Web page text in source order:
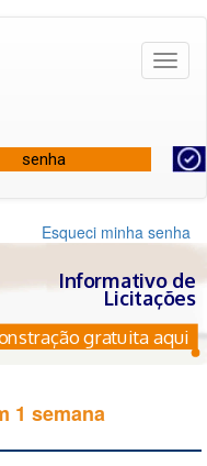
Esqueci minha senha
Informativo de
Licitações
gratuita aqui
1 semana